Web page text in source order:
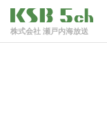
株式会社 瀬戸内海放送